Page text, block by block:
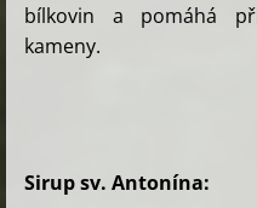
bílkovin a pomáhá
kameny.
Sirup sv. Antonína: